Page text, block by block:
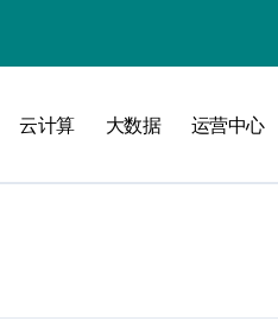
云计算 大数据 运营中心